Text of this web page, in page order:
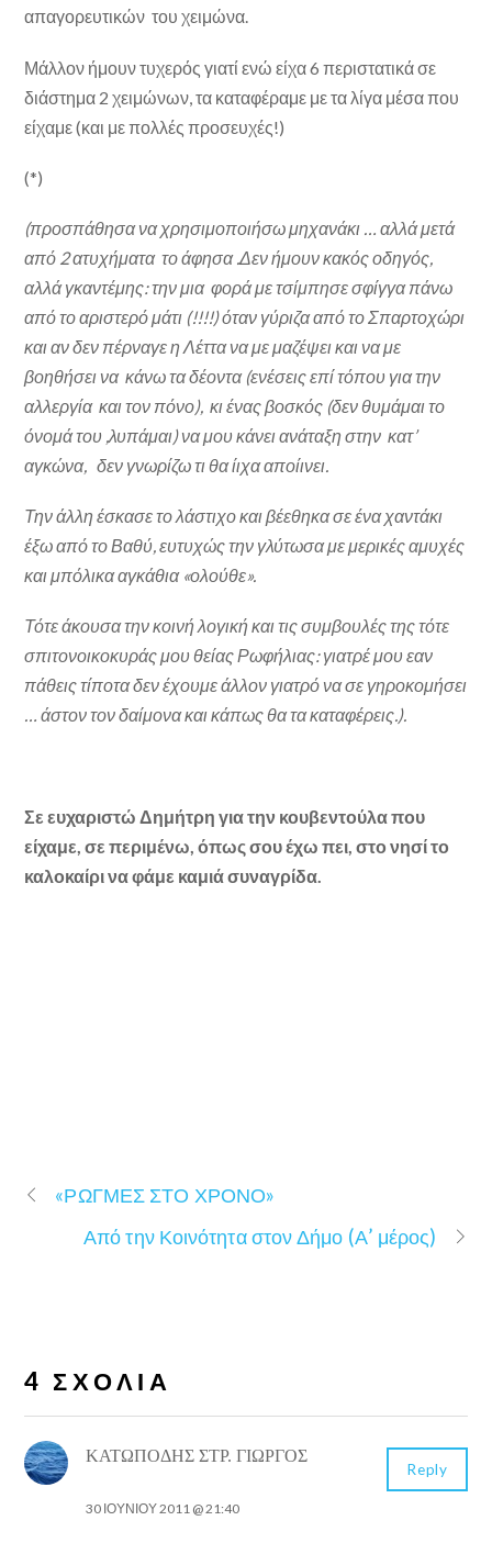
απαγορευτικών του χειμώνα.
Μάλλον ήμουν τυχερός γιατί ενώ είχα 6 περιστατικά σε
διάστημα 2 χειμώνων, τα καταφέραμε με τα λίγα μέσα που
είχαμε (και με πολλές προσευχές!)
(*)
(προσπάθησα να χρησιμοποιήσω μηχανάκι … αλλά μετά
από 2 ατυχήματα το άφησα .Δεν ήμουν κακός οδηγός,
αλλά γκαντέμης: την μια φορά με τσίμπησε σφίγγα πάνω
από το αριστερό μάτι (!!!!) όταν γύριζα από το Σπαρτοχώρι
και αν δεν πέρναγε η Λέττα να με μαζέψει και να με
βοηθήσει να κάνω τα δέοντα (ενέσεις επί τόπου για την
αλλεργία και τον πόνο), κι ένας βοσκός (δεν θυμάμαι το
όνομά του ,λυπάμαι) να μου κάνει ανάταξη στην κατ’
αγκώνα, δεν γνωρίζω τι θα ίιχα αποίινει.
Την άλλη έσκασε το λάστιχο και βέεθηκα σε ένα χαντάκι
έξω από το Βαθύ, ευτυχώς την γλύτωσα με μερικές αμυχές
και μπόλικα αγκάθια «ολούθε».
Τότε άκουσα την κοινή λογική και τις συμβουλές της τότε
σπιτονοικοκυράς μου θείας Ρωφήλιας: γιατρέ μου εαν
πάθεις τίποτα δεν έχουμε άλλον γιατρό να σε γηροκομήσει
… άστον τον δαίμονα και κάπως θα τα καταφέρεις.).
Σε ευχαριστώ Δημήτρη για την κουβεντούλα που
είχαμε, σε περιμένω, όπως σου έχω πει, στο νησί το
καλοκαίρι να φάμε καμιά συναγρίδα.
«ΡΩΓΜΕΣ ΣΤΟ ΧΡΟΝΟ»
Από την Κοινότητα στον Δήμο (Α’ μέρος)
4 ΣΧΌΛΙΑ
ΚΑΤΩΠΌΔΗΣ ΣΤΡ. ΓΙΏΡΓΟΣ
30 ΙΟΥΝΊΟΥ 2011 @ 21:40
Reply